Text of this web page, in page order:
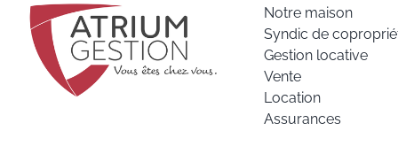
Notre maison
Syndic de
Gestion locative
Vente
Location
Assurances